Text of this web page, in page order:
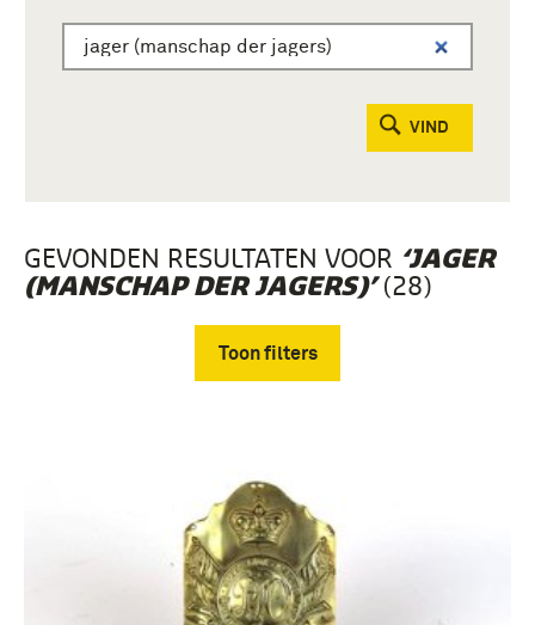
VIND
GEVONDEN RESULTATEN VOOR ‘JAGER
(MANSCHAP DER JAGERS)’(28)
Toon filters